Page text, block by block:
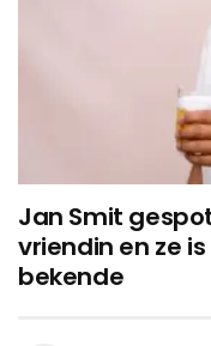
Jan Smit
vriendin en ze
bekende